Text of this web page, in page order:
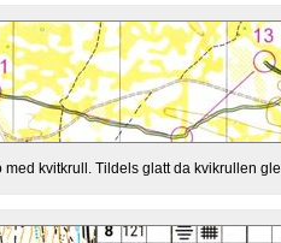
med kvitkrull. Tildels glatt da kvikrullen